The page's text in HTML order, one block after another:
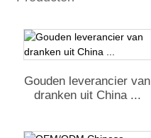
Gouden leverancier van
dranken uit China ...